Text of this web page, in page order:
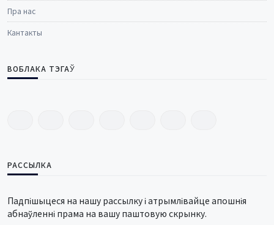
Пра нас
Кантакты
ВОБЛАКА ТЭГАЎ
РАССЫЛКА
Падпішыцеся на нашу рассылку і атрымлівайце апошнія
абнаўленні прама на вашу паштовую скрынку.